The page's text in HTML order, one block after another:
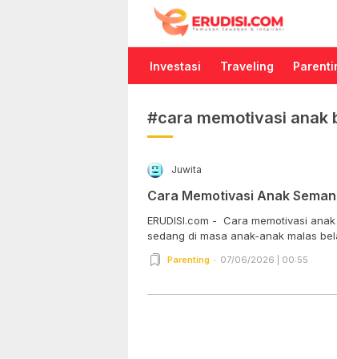
Erudisi
Temukan Jawaban dan Inspirasi
Investasi Traveling
#cara memotivasi anak
Juwita
Cara Memotivasi Anak
ERUDISI.com - Cara memotivasi
sedang di masa anak-anak malas
Parenting 07/06/2026 | 00:55